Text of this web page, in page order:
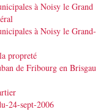
à Noisy le Grand
à Noisy le Grand-
propreté
de Fribourg en Brisgau
24-sept-2006